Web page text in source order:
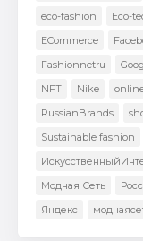
eco-fashion
Eco-
ECommerce
Fashionnetru
NFT
Nike
RussianBrands
Sustainable fashion
Модная Сеть
Яндекс